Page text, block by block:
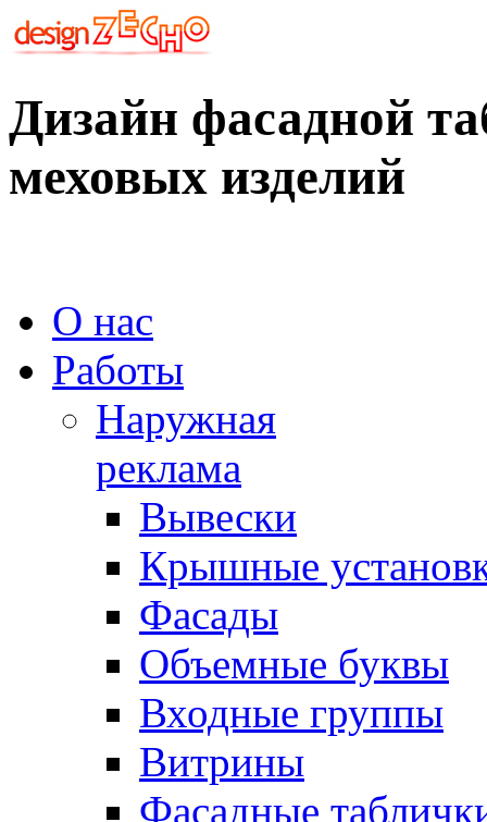
Дизайн фасадной
меховых изделий
О нас
Работы
Наружная
реклама
Вывески
Крышные
Фасады
Объемные буквы
Входные группы
Витрины
Фасадные